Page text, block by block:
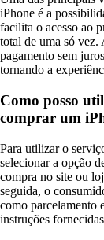
iPhone é a
facilita o acesso ao
total de uma só vez.
pagamento sem
tornando a
Como posso
comprar um
Para utilizar o
selecionar a opção
compra no site ou
seguida, o
como parcelamento
instruções